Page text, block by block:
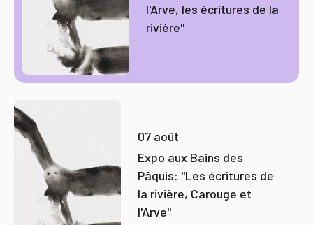
l'Arve, les écritures de la
rivière"
07 août
Expo aux Bains des
Pâquis: "Les écritures de
la rivière, Carouge et
l'Arve"